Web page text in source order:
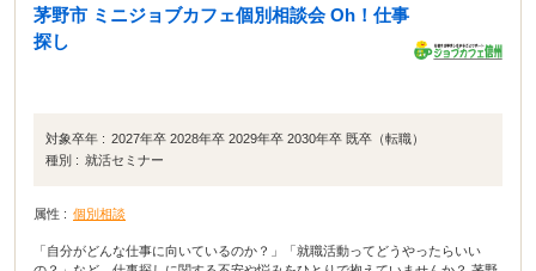
茅野市 ミニジョブカフェ個別相談会 Oh！仕事
探し
対象卒年 : 2027年卒 2028年卒 2029年卒 2030年卒 既卒（転職）
種別 : 就活セミナー
属性 : 個別相談
「自分がどんな仕事に向いているのか？」「就職活動ってどうやったらいい